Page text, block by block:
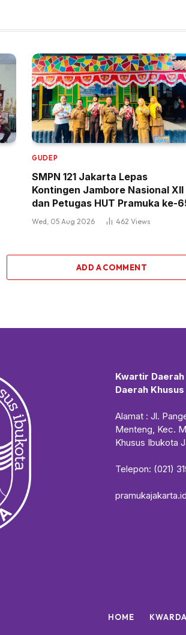
GUDEP
SMPN 121 Jakarta Lepas
Kontingen Jambore Nasional XII
dan Petugas HUT Pramuka ke-
Wed, 05 Aug 2026 462Views
ADD A COMMENT
Kwartir
Daerah
Alamat : Jl.
Menteng, Kec.
Khusus Ibukota
Telepon: (021)
pramukajakarta.id
HOME KWARDA